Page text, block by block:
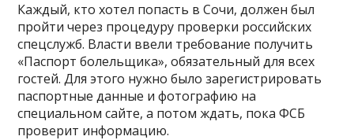
Каждый, кто хотел попасть в Сочи, должен был
пройти через процедуру проверки российских
спецслужб. Власти ввели требование получить
«Паспорт болельщика», обязательный для всех
гостей. Для этого нужно было зарегистрировать
паспортные данные и фотографию на
специальном сайте, а потом ждать, пока ФСБ
проверит информацию.